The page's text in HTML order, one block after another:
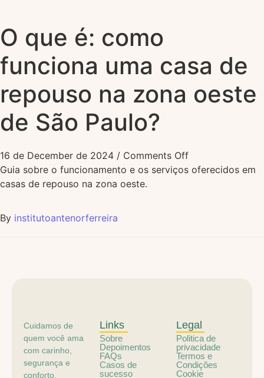
O que é: como
funciona uma casa de
repouso na zona oeste
de São Paulo?
16 de December de 2024 / Comments Off
Guia sobre o funcionamento e os serviços oferecidos em
casas de repouso na zona oeste.
By institutoantenorferreira
Cuidamos de
quem você ama
com carinho,
segurança e
conforto.
Links
Sobre
Depoimentos
FAQs
Casos de
sucesso
Legal
Politica de
privacidade
Termos e
Condições
Cookie